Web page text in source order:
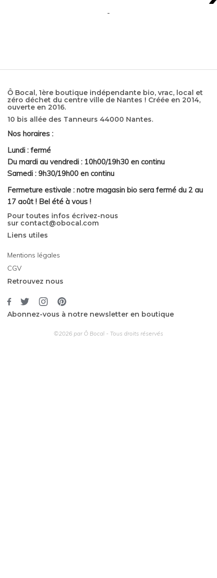
Ô Bocal, 1ère boutique indépendante bio, vrac, local et
zéro déchet du centre ville de Nantes ! Créée en 2014,
ouverte en 2016.
10 bis allée des Tanneurs 44000 Nantes.
Nos horaires :
Lundi : fermé
Du mardi au vendredi : 10h00/19h30 en continu
Samedi : 9h30/19h00 en continu
Fermeture estivale : notre magasin bio sera fermé du 2 au
17 août ! Bel été à vous !
Pour toutes infos écrivez-nous
sur contact@obocal.com
Liens utiles
Mentions légales
CGV
Retrouvez nous
Abonnez-vous à notre newsletter en boutique
©2026 par Ô Bocal - Tous droits réservés